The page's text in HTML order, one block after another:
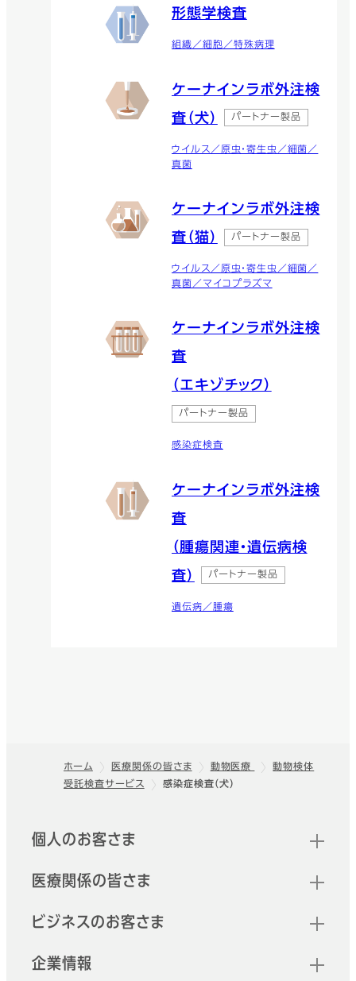
形態学検査
組織／細胞／特殊病理
ケーナインラボ外注検
査（犬）
パートナー製品
ウイルス／原虫・寄生虫／細菌／
真菌
ケーナインラボ外注検
査（猫）
パートナー製品
ウイルス／原虫・寄生虫／細菌／
真菌／マイコプラズマ
ケーナインラボ外注検
査
（エキゾチック）
パートナー製品
感染症検査
ケーナインラボ外注検
査
（腫瘍関連・遺伝病検
査）
パートナー製品
遺伝病／腫瘍
フッター
ホーム 医療関係の皆さま 動物医療
動物検体
受託検査サービス
感染症検査（犬）
クイックリンク
個人のお客さま
医療関係の皆さま
ビジネスのお客さま
企業情報